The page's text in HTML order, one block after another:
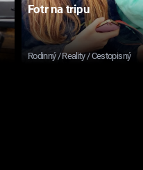
Fotr na tripu
Rodinný / Reality / Cestopisný